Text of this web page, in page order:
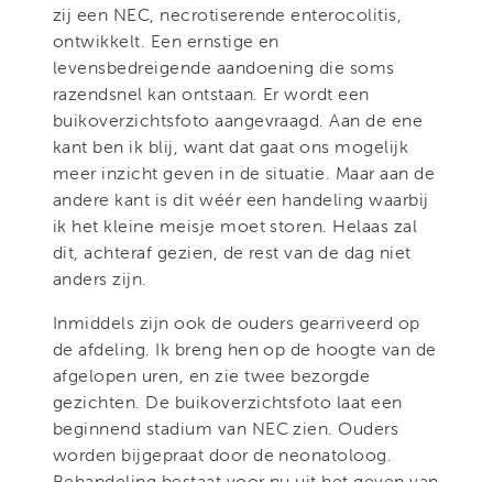
zij een NEC, necrotiserende enterocolitis,
ontwikkelt. Een ernstige en
levensbedreigende aandoening die soms
razendsnel kan ontstaan. Er wordt een
buikoverzichtsfoto aangevraagd. Aan de ene
kant ben ik blij, want dat gaat ons mogelijk
meer inzicht geven in de situatie. Maar aan de
andere kant is dit wéér een handeling waarbij
ik het kleine meisje moet storen. Helaas zal
dit, achteraf gezien, de rest van de dag niet
anders zijn.
Inmiddels zijn ook de ouders gearriveerd op
de afdeling. Ik breng hen op de hoogte van de
afgelopen uren, en zie twee bezorgde
gezichten. De buikoverzichtsfoto laat een
beginnend stadium van NEC zien. Ouders
worden bijgepraat door de neonatoloog.